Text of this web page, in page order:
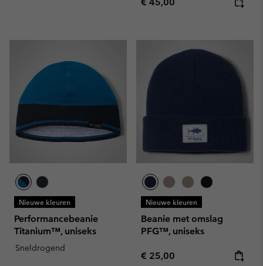
Nieuwe kleuren
Performancebeanie
Titanium™, uniseks
Sneldrogend
Nieuwe kleuren
Beanie met omslag
PFG™, uniseks
Regular price:
€ 25,00